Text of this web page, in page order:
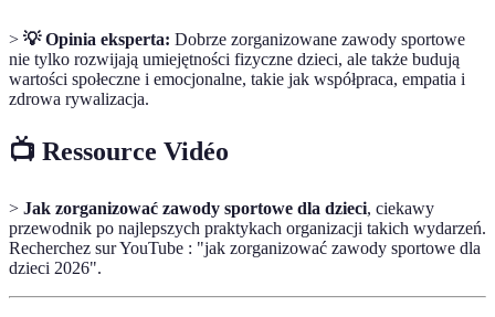
> 💡 Opinia eksperta: Dobrze zorganizowane zawody sportowe
nie tylko rozwijają umiejętności fizyczne dzieci, ale także budują
wartości społeczne i emocjonalne, takie jak współpraca, empatia i
zdrowa rywalizacja.
📺 Ressource Vidéo
> Jak zorganizować zawody sportowe dla dzieci, ciekawy
przewodnik po najlepszych praktykach organizacji takich wydarzeń.
Recherchez sur YouTube : "jak zorganizować zawody sportowe dla
dzieci 2026".